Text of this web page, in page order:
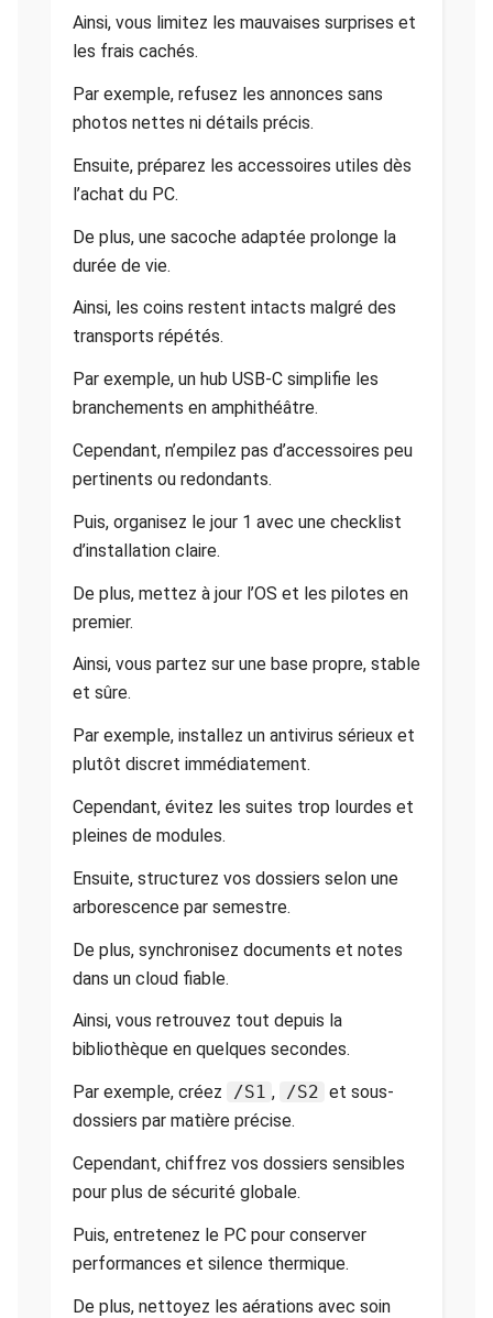
Ainsi, vous limitez les mauvaises surprises et
les frais cachés.
Par exemple, refusez les annonces sans
photos nettes ni détails précis.
Ensuite, préparez les accessoires utiles dès
l’achat du PC.
De plus, une sacoche adaptée prolonge la
durée de vie.
Ainsi, les coins restent intacts malgré des
transports répétés.
Par exemple, un hub USB-C simplifie les
branchements en amphithéâtre.
Cependant, n’empilez pas d’accessoires peu
pertinents ou redondants.
Puis, organisez le jour 1 avec une checklist
d’installation claire.
De plus, mettez à jour l’OS et les pilotes en
premier.
Ainsi, vous partez sur une base propre, stable
et sûre.
Par exemple, installez un antivirus sérieux et
plutôt discret immédiatement.
Cependant, évitez les suites trop lourdes et
pleines de modules.
Ensuite, structurez vos dossiers selon une
arborescence par semestre.
De plus, synchronisez documents et notes
dans un cloud fiable.
Ainsi, vous retrouvez tout depuis la
bibliothèque en quelques secondes.
Par exemple, créez /S1 , /S2 et sous-
dossiers par matière précise.
Cependant, chiffrez vos dossiers sensibles
pour plus de sécurité globale.
Puis, entretenez le PC pour conserver
performances et silence thermique.
De plus, nettoyez les aérations avec soin